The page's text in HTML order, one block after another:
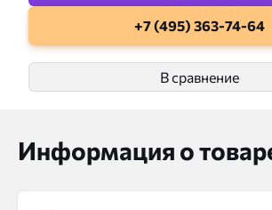
+7 (495) 363-74-64
В сравнение
Информация о